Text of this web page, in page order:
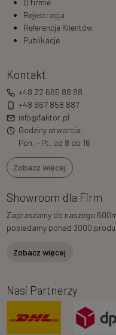
O firmie
Rejestracja
Referencje Klientów
Publikacje
Kontakt
+48 22 665 88 88
+48 667 858 887
info@faktor.pl
Godziny otwarcia:
Pon. - Pt. od 8 do 16
Zobacz więcej
Showroom dla Firm
Zapraszamy do naszego
posiadamy ponad 3000
Zobacz więcej
Nasi Partnerzy